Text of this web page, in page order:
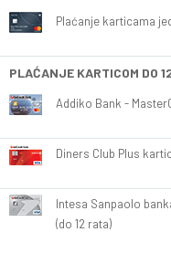
Plaćanje karticama
PLAĆANJE KARTICOM DO
Addiko Bank -
Diners Club Plus
Intesa Sanpaolo
(do 12 rata)